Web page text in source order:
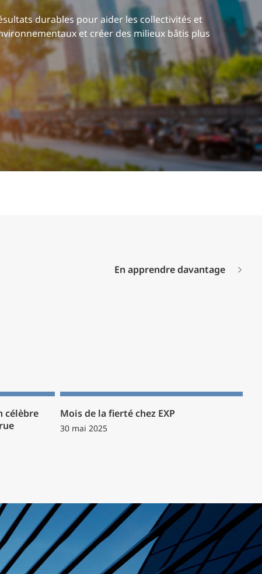
durables pour aider les collectivités et
et créer des milieux bâtis plus
En apprendre davantage
célèbre
Mois de la fierté chez EXP
30 mai 2025